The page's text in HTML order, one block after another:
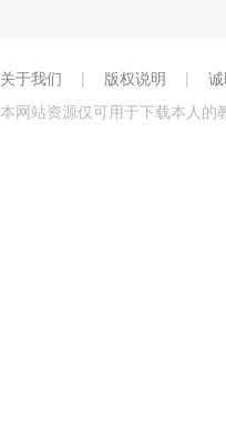
关于我们 | 版权说明 |
本网站资源仅可用于下载本人的